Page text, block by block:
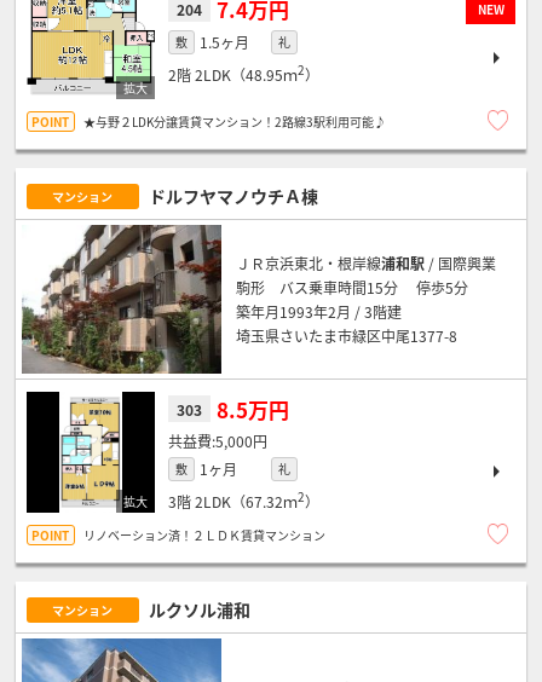
NEW
204 7.4万円
敷 1.5ヶ月 礼
2階2LDK（48.95ｍ2）
★与野２LDK分譲賃貸マンション！2路線3駅利用可能♪
マンション ドルフヤマノウチＡ棟
ＪＲ京浜東北・根岸線浦和駅 / 国際興業
駒形 バス乗車時間15分 停歩5分
築年月1993年2月 / 3階建
埼玉県さいたま市緑区中尾1377-8
303 8.5万円
5,000円
敷 1ヶ月 礼
3階2LDK（67.32ｍ2）
リノベーション済！２ＬＤＫ賃貸マンション
マンション ルクソル浦和